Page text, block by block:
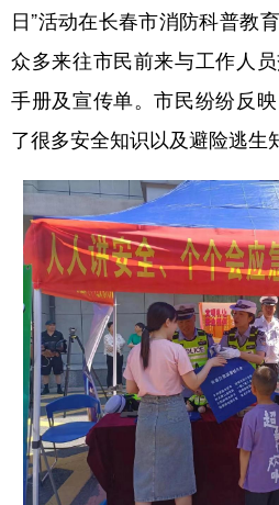
文化 书画
法律 中央文件
学术中国 乡村振兴
城市 旅游
彩票 娱乐
公益 一带一路
文化产业
地方频道
日”活动在长春市消防科普教
众多来往市民前来与工作人
手册及宣传单。市民纷纷反
了很多安全知识以及避险逃生